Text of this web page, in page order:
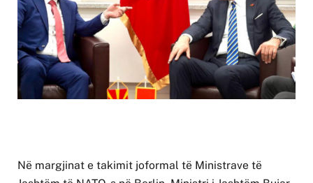
Në margjinat e takimit joformal të Ministrave të